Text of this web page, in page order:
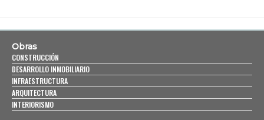
Obras
CONSTRUCCIÓN
DESARROLLO INMOBILIARIO
INFRAESTRUCTURA
ARQUITECTURA
INTERIORISMO